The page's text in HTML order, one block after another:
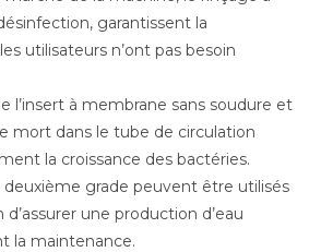
garantissent la
utilisateurs n’ont pas besoin
l’insert à membrane sans soudure et
mort dans le tube de circulation
la croissance des bactéries.
grade peuvent être utilisés
une production d’eau
la maintenance.